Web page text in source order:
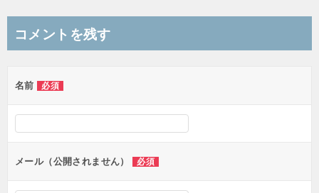
コメントを残す
名前 必須
メール（公開されません） 必須